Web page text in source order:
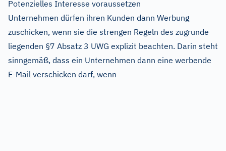
Potenzielles Interesse voraussetzen
Unternehmen dürfen ihren Kunden dann Werbung
zuschicken, wenn sie die strengen Regeln des zugrunde
liegenden §7 Absatz 3 UWG explizit beachten. Darin steht
sinngemäß, dass ein Unternehmen dann eine werbende
E-Mail verschicken darf, wenn